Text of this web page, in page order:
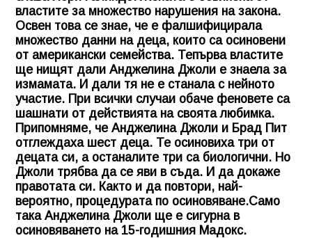
властите за множество нарушения на закона.
Освен това се знае, че е фалшифицирала
множество данни на деца, които са осиновени
от американски семейства. Тепърва властите
ще нищят дали Анджелина Джоли е знаела за
измамата. И дали тя не е станала с нейното
участие. При всички случаи обаче феновете са
шашнати от действията на своята любимка.
Припомняме, че Анджелина Джоли и Брад Пит
отглеждаха шест деца. Те осиновиха три от
децата си, а останалите три са биологични. Но
Джоли трябва да се яви в съда. И да докаже
правотата си. Както и да повтори, най-
вероятно, процедурата по осиновяване.Само
така Анджелина Джоли ще е сигурна в
осиновяването на 15-годишния Мадокс.